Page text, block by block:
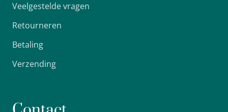
Veelgestelde vragen
Retourneren
Betaling
Verzending